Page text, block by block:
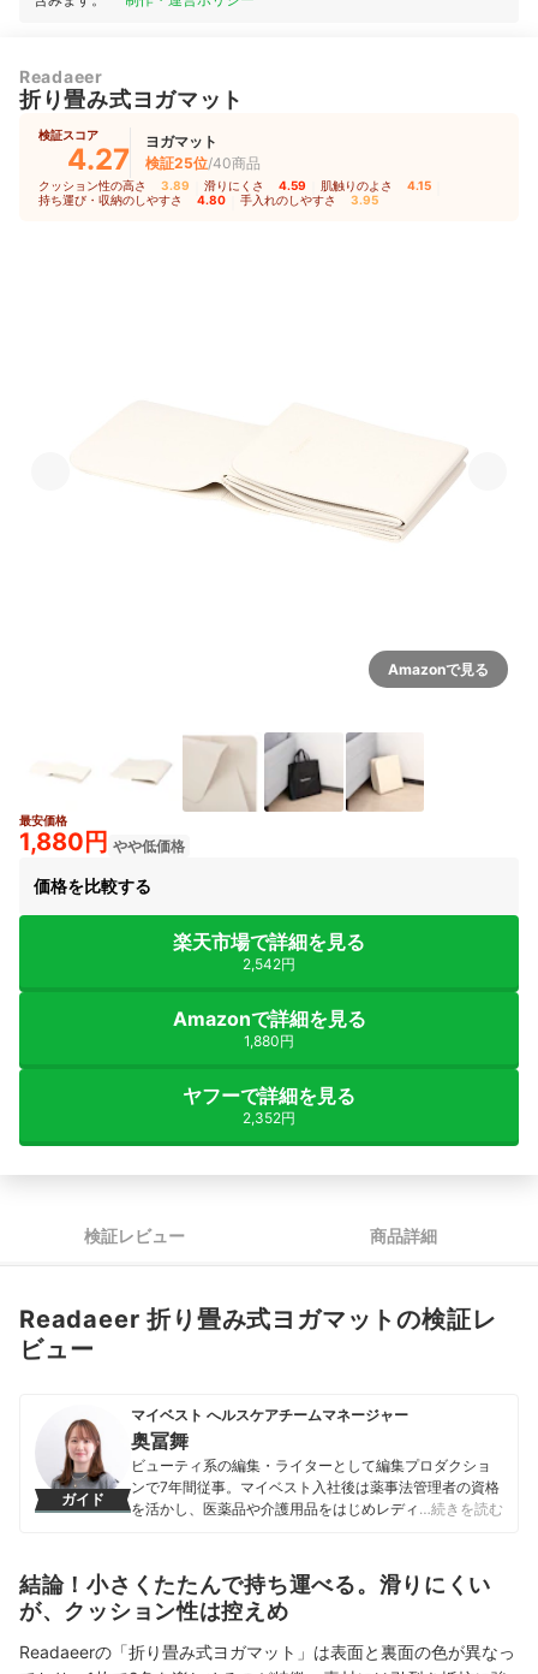
Readaeer
折り畳み式ヨガマット
検証スコア
4.27
ヨガマット
検証25位/40商品
クッション性の高さ 3.89 滑りにくさ 4.59 肌触りのよさ 4.15
持ち運び・収納のしやすさ 4.80 手入れのしやすさ 3.95
Amazonで見る
最安価格
1,880円 やや低価格
価格を比較する
楽天市場で詳細を見る
2,542円
Amazonで詳細を見る
1,880円
ヤフーで詳細を見る
2,352円
検証レビュー 商品詳細
Readaeer 折り畳み式ヨガマットの検証レ
ビュー
ガイド
マイベスト へルスケアチームマネージャー
奥冨舞
ビューティ系の編集・ライターとして編集プロダクショ
ンで7年間従事。マイベスト入社後は薬事法管理者の資格
を活かし、医薬品や介護用品をはじめレディースインナ
奥冨舞のプロフィール
…続きを読む
結論！小さくたたんで持ち運べる。滑りにくい
が、クッション性は控えめ
Readaeerの「折り畳み式ヨガマット」は表面と裏面の色が異なっ